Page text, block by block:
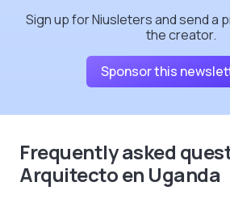
Sign up for Niusleters and send a
the creator.
Sponsor this
Frequently asked
Arquitecto en Uganda